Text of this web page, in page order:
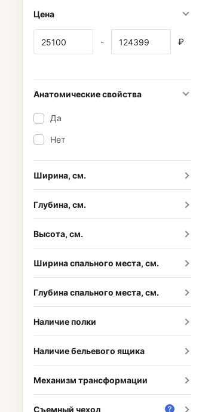
Цена
- ₽
Анатомические свойства
Да
Нет
Ширина, см.
Глубина, см.
Высота, см.
Ширина спального места, см.
Глубина спального места, см.
Наличие полки
Наличие бельевого ящика
Механизм трансформации
Съемный чехол